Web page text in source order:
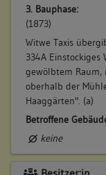
3. Bauphase:
(1873)
Witwe Taxis
334A
gewölbtem Raum,
oberhalb der
Haaggärten". (a)
Betroffene
keine